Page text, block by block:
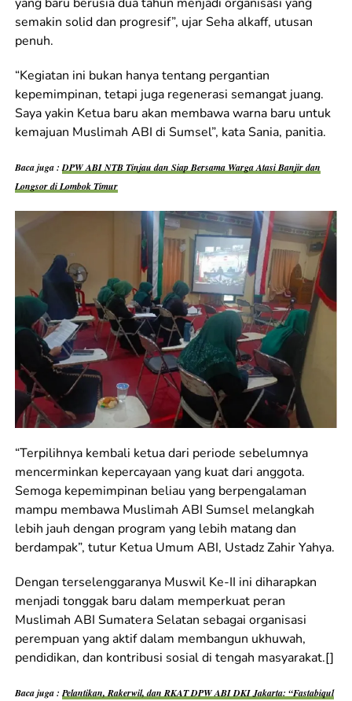
semakin solid dan progresif”, ujar Seha alkaff, utusan
penuh.
“Kegiatan ini bukan hanya tentang pergantian
kepemimpinan, tetapi juga regenerasi semangat juang.
Saya yakin Ketua baru akan membawa warna baru untuk
kemajuan Muslimah ABI di Sumsel”, kata Sania, panitia.
Baca juga :DPW ABI NTB Tinjau dan Siap Bersama Warga Atasi Banjir dan
Longsor di Lombok Timur
“Terpilihnya kembali ketua dari periode sebelumnya
mencerminkan kepercayaan yang kuat dari anggota.
Semoga kepemimpinan beliau yang berpengalaman
mampu membawa Muslimah ABI Sumsel melangkah
lebih jauh dengan program yang lebih matang dan
berdampak”, tutur Ketua Umum ABI, Ustadz Zahir Yahya.
Dengan terselenggaranya Muswil Ke-II ini diharapkan
menjadi tonggak baru dalam memperkuat peran
Muslimah ABI Sumatera Selatan sebagai organisasi
perempuan yang aktif dalam membangun ukhuwah,
pendidikan, dan kontribusi sosial di tengah masyarakat.[]
Baca juga :Pelantikan, Rakerwil, dan RKAT DPW ABI DKI Jakarta: “Fastabiqul